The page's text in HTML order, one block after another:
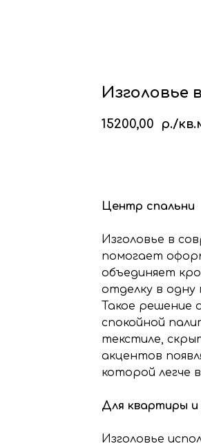
Изголовье
15200,00 р./
Центр спальни
Изголовье в
помогает
объединяет
отделку в
Такое решение
спокойной
текстиле,
акцентов
которой легче
Для квартиры
Изголовье